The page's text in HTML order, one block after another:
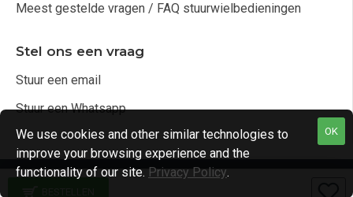
Meest gestelde vragen / FAQ stuurwielbedieningen
Stel ons een vraag
Stuur een email
Stuur een Whatsapp
Copyright © 2021, Audio4cars Alle rechten voorbehouden
OK
We use cookies and other similar technologies to
improve your browsing experience and the
functionality of our site. Privacy Policy.